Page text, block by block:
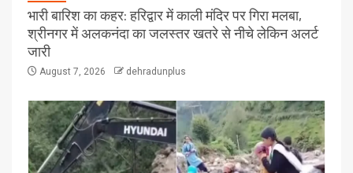
भारी बारिश का कहर: हरिद्वार में काली मंदिर पर गिरा मलबा,
श्रीनगर में अलकनंदा का जलस्तर खतरे से नीचे लेकिन अलर्ट
जारी
August 7, 2026 dehradunplus